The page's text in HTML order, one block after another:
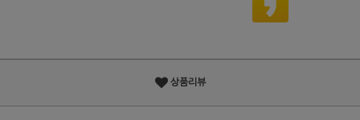
상품리뷰